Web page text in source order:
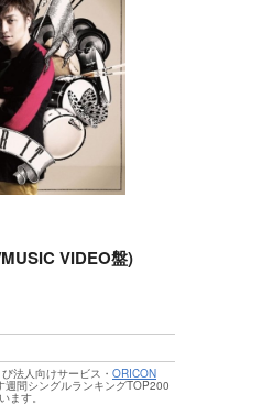
VIDEO盤)
法人向けサービス・ ORICON
週間シングルランキングTOP200
ます。